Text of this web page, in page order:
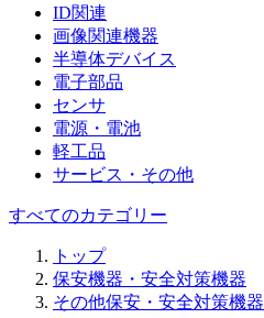
ID関連
画像関連機器
半導体デバイス
電子部品
センサ
電源・電池
軽工品
サービス・その他
すべてのカテゴリー
トップ
保安機器・安全対策機器
その他保安・安全対策機器